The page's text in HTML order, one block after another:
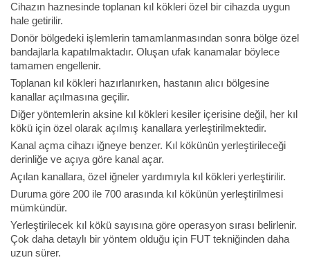
Cihazın haznesinde toplanan kıl kökleri özel bir cihazda uygun
hale getirilir.
Donör bölgedeki işlemlerin tamamlanmasından sonra bölge özel
bandajlarla kapatılmaktadır. Oluşan ufak kanamalar böylece
tamamen engellenir.
Toplanan kıl kökleri hazırlanırken, hastanın alıcı bölgesine
kanallar açılmasına geçilir.
Diğer yöntemlerin aksine kıl kökleri kesiler içerisine değil, her kıl
kökü için özel olarak açılmış kanallara yerleştirilmektedir.
Kanal açma cihazı iğneye benzer. Kıl kökünün yerleştirileceği
derinliğe ve açıya göre kanal açar.
Açılan kanallara, özel iğneler yardımıyla kıl kökleri yerleştirilir.
Duruma göre 200 ile 700 arasında kıl kökünün yerleştirilmesi
mümkündür.
Yerleştirilecek kıl kökü sayısına göre operasyon sırası belirlenir.
Çok daha detaylı bir yöntem olduğu için FUT tekniğinden daha
uzun sürer.